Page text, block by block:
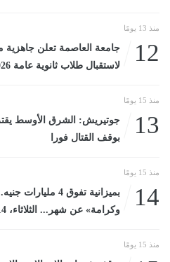
منذ 13 يومًا
12
جامعة العاصمة تعلن جاهزية
لاستقبال طلاب ثانوية عامة 2026
منذ 15 يومًا
13
جوتيريش: الشرق الأوسط
بوقف القتال فورا
منذ 15 يومًا
14
بميزانية تفوق 4
وكرامة» عن شهر... الثلاثاء، 14 يوليو 2026 10:46 صـ
منذ 15 يومًا